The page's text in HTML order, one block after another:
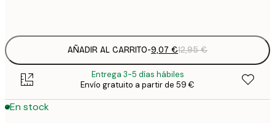
AÑADIR AL CARRITO-9,07 €12,95 €
Entrega 3-5 días hábiles
Envío gratuito a partir de 59 €
En stock